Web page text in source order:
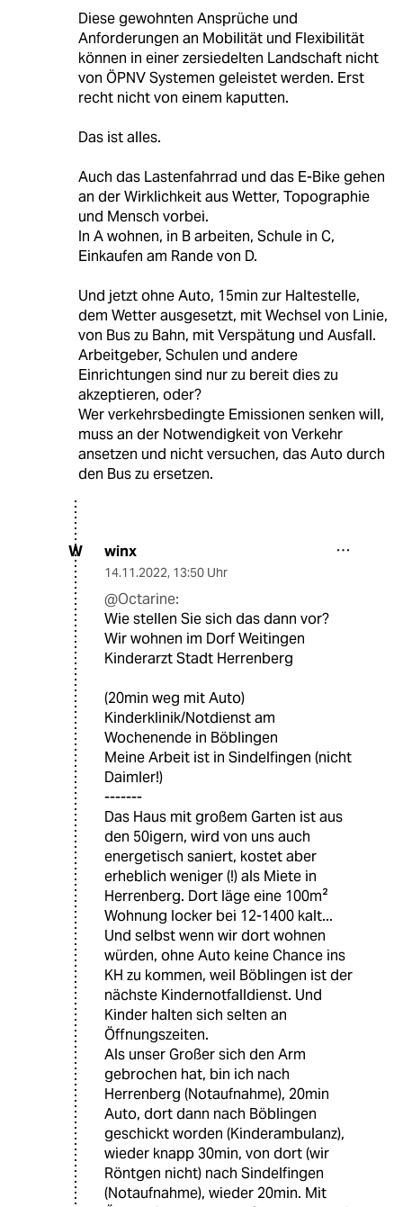
Diese gewohnten Ansprüche und
Anforderungen an Mobilität und Flexibilität
können in einer zersiedelten Landschaft nicht
von ÖPNV Systemen geleistet werden. Erst
recht nicht von einem kaputten.
Das ist alles.
Auch das Lastenfahrrad und das E-Bike gehen
an der Wirklichkeit aus Wetter, Topographie
und Mensch vorbei.
In A wohnen, in B arbeiten, Schule in C,
Einkaufen am Rande von D.
Und jetzt ohne Auto, 15min zur Haltestelle,
dem Wetter ausgesetzt, mit Wechsel von Linie,
von Bus zu Bahn, mit Verspätung und Ausfall.
Arbeitgeber, Schulen und andere
Einrichtungen sind nur zu bereit dies zu
akzeptieren, oder?
Wer verkehrsbedingte Emissionen senken will,
muss an der Notwendigkeit von Verkehr
ansetzen und nicht versuchen, das Auto durch
den Bus zu ersetzen.
W winx
14.11.2022, 13:50 Uhr
@Octarine:
Wie stellen Sie sich das dann vor?
Wir wohnen im Dorf Weitingen
Kinderarzt Stadt Herrenberg
(20min weg mit Auto)
Kinderklinik/Notdienst am
Wochenende in Böblingen
Meine Arbeit ist in Sindelfingen (nicht
Daimler!)
-------
Das Haus mit großem Garten ist aus
den 50igern, wird von uns auch
energetisch saniert, kostet aber
erheblich weniger (!) als Miete in
Herrenberg. Dort läge eine 100m²
Wohnung locker bei 12-1400 kalt...
Und selbst wenn wir dort wohnen
würden, ohne Auto keine Chance ins
KH zu kommen, weil Böblingen ist der
nächste Kindernotfalldienst. Und
Kinder halten sich selten an
Öffnungszeiten.
Als unser Großer sich den Arm
gebrochen hat, bin ich nach
Herrenberg (Notaufnahme), 20min
Auto, dort dann nach Böblingen
geschickt worden (Kinderambulanz),
wieder knapp 30min, von dort (wir
Röntgen nicht) nach Sindelfingen
(Notaufnahme), wieder 20min. Mit